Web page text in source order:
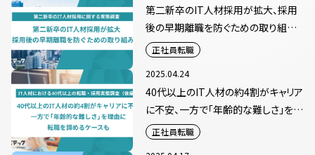
第二新卒のIT人材採用が拡大、採用
後の早期離職を防ぐための取り組み
も正社員転職
2025.04.24
40代以上のIT人材の約4割がキャリア
に不安、一方で「年齢的な難しさ」を理
由に転職を諦めるケースも
正社員転職